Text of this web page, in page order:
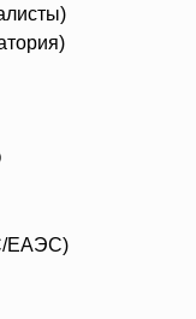
ЕАЭС)